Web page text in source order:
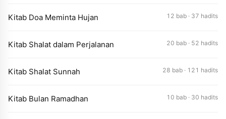
Kitab Doa Meminta Hujan 12 bab · 37 hadits
Kitab Shalat dalam Perjalanan 20 bab · 52 hadits
Kitab Shalat Sunnah 28 bab · 121 hadits
Kitab Bulan Ramadhan 10 bab · 30 hadits